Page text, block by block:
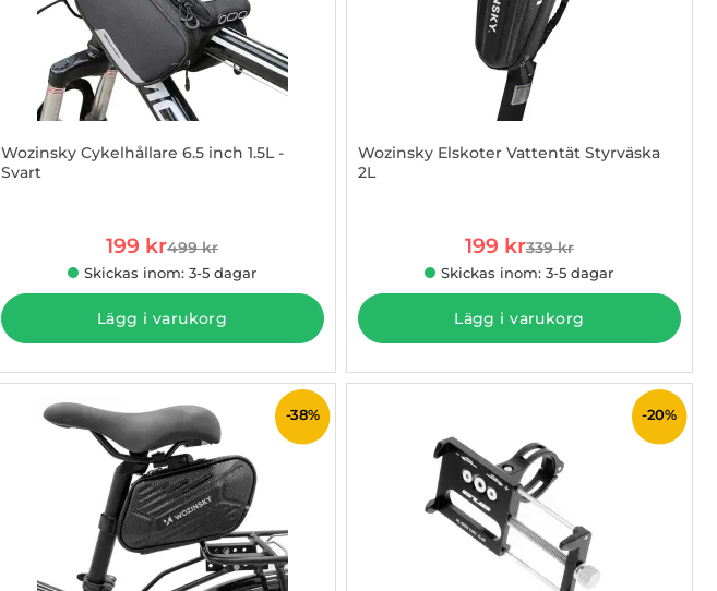
Wozinsky Cykelhållare 6.5 inch 1.5L -
Svart
rea pris
199 krtidigare pris
499 kr
Skickas inom: 3-5 dagar
Lägg i varukorg
Wozinsky Elskoter Vattentät Styrväska
2L
rea pris
199 krtidigare pris
339 kr
Skickas inom: 3-5 dagar
Lägg i varukorg
-38% -20%